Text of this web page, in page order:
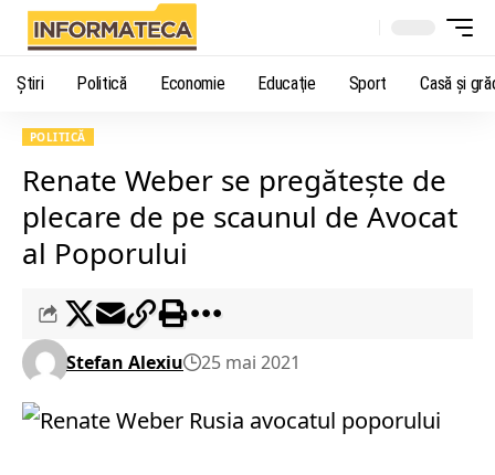
Știri Politică Economie Educaţie Sport Casă şi
POLITICĂ
Renate Weber se pregătește de
plecare de pe scaunul de Avocat
al Poporului
Stefan Alexiu 25 mai 2021